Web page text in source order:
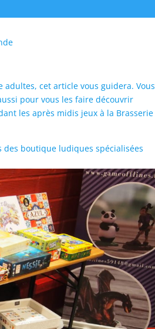
cet article vous guidera. Vous
pour vous les faire découvrir
les après midis jeux à la Brasserie
des boutique ludiques spécialisées